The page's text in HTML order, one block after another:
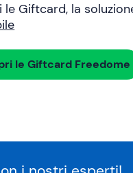
le Giftcard, la
le Giftcard Freedome